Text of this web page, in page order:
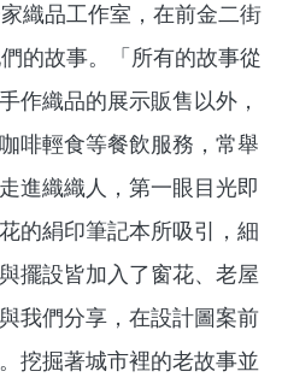
織品工作室，在前金二街
的故事。「所有的故事從
作織品的展示販售以外，
啡輕食等餐飲服務，常舉
進織織人，第一眼目光即
的絹印筆記本所吸引，細
擺設皆加入了窗花、老屋
我們分享，在設計圖案前
挖掘著城市裡的老故事並